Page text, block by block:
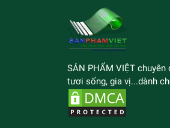
SẢN PHẨM VIỆT
tươi sống, gia vị...dành